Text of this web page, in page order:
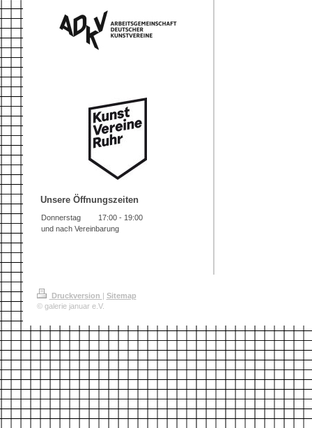
Unsere Öffnungszeiten
Donnerstag 17:00- 19:00
und nach Vereinbarung
Druckversion | Sitemap
© galerie januar e.V.